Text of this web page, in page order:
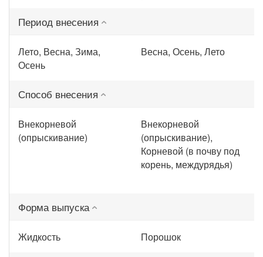
Период внесения
Лето, Весна, Зима,
Осень
Весна, Осень, Лето
Способ внесения
Внекорневой
(опрыскивание)
Внекорневой
(опрыскивание),
Корневой (в почву под
корень, междурядья)
Форма выпуска
Жидкость Порошок